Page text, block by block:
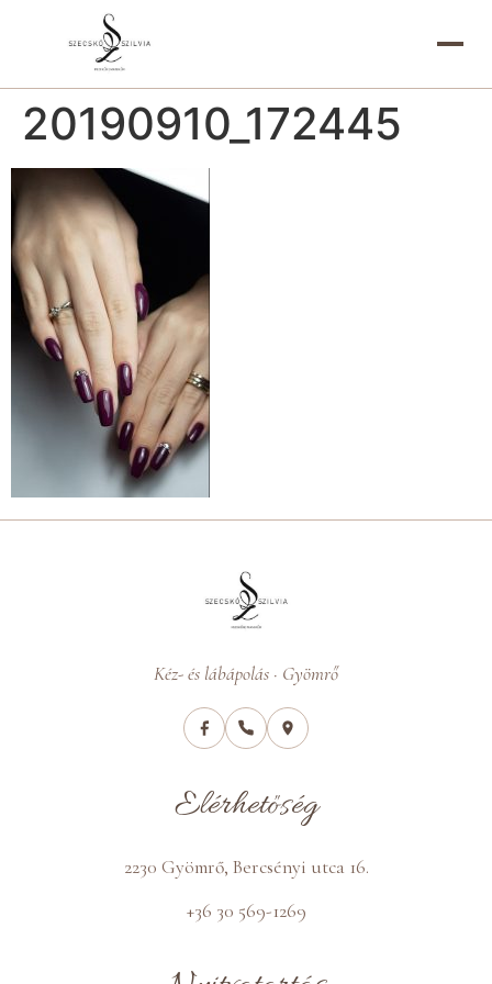
20190910_172445
Kéz- és lábápolás · Gyömrő
Elérhetőség
2230 Gyömrő, Bercsényi utca 16.
+36 30 569-1269